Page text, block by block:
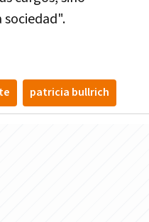
patricia bullrich